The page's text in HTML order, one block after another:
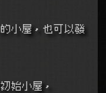
始小屋，